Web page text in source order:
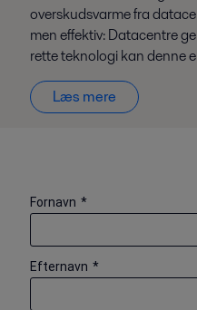
overskudsvarme fra
men effektiv: Datacentre
rette teknologi kan denne
Læs mere
*
Fornavn
*
Efternavn